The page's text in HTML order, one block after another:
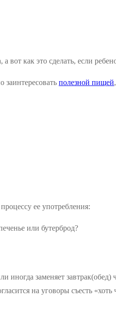
вот как это сделать, если
полезной пищей
ее употребления:
или бутерброд?
иногда заменяет
на уговоры съесть